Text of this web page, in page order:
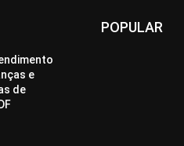
e
de
POPULAR